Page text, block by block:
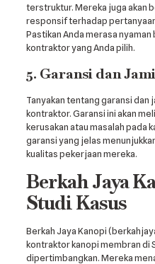
terstruktur. Mereka juga akan
responsif terhadap
Pastikan Anda merasa
kontraktor yang Anda pilih.
5. Garansi dan
Tanyakan tentang garansi dan
kontraktor. Garansi ini akan
kerusakan atau masalah pada
garansi yang jelas
kualitas pekerjaan mereka.
Berkah Jaya
Studi Kasus
Berkah Jaya Kanopi
kontraktor kanopi membran di
dipertimbangkan. Mereka